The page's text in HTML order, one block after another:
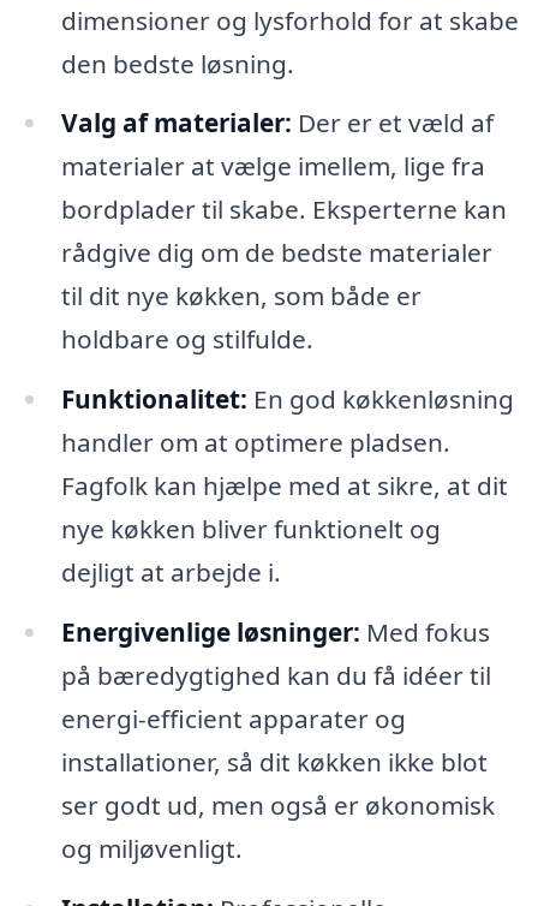
dimensioner og lysforhold for at skabe
den bedste løsning.
Valg af materialer: Der er et væld af
materialer at vælge imellem, lige fra
bordplader til skabe. Eksperterne kan
rådgive dig om de bedste materialer
til dit nye køkken, som både er
holdbare og stilfulde.
Funktionalitet: En god køkkenløsning
handler om at optimere pladsen.
Fagfolk kan hjælpe med at sikre, at dit
nye køkken bliver funktionelt og
dejligt at arbejde i.
Energivenlige løsninger: Med fokus
på bæredygtighed kan du få idéer til
energi-efficient apparater og
installationer, så dit køkken ikke blot
ser godt ud, men også er økonomisk
og miljøvenligt.